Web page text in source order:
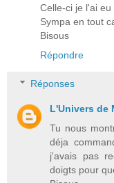
Celle-ci je l'ai
Sympa en tout
Bisous
Répondre
Réponses
L'Univers de
Tu nous
déja
j'avais pas
doigts pour